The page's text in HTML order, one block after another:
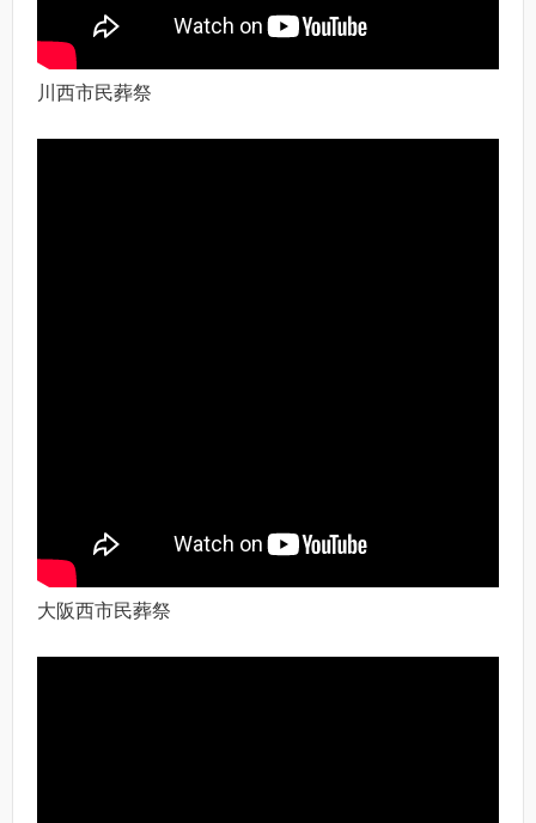
川西市民葬祭
大阪西市民葬祭